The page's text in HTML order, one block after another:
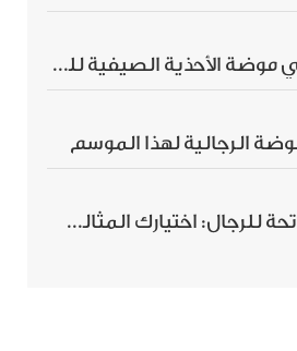
4 تصاميم رائجة في موضة الأحذية الصيفية للرجال هذا الموسم
الرجالية لهذا الموسم
موضة الألوان الفاتحة للرجال: اختيارك المثالي لإطلالة صيفية مبهرة